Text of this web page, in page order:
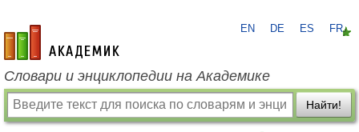
academic.ru
EN DE ES FR
Словари и энциклопедии на Академике
Найти!